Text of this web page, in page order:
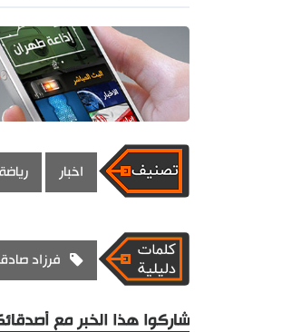
اخبار رياضة
فرزاد
شاركوا هذا الخبر مع